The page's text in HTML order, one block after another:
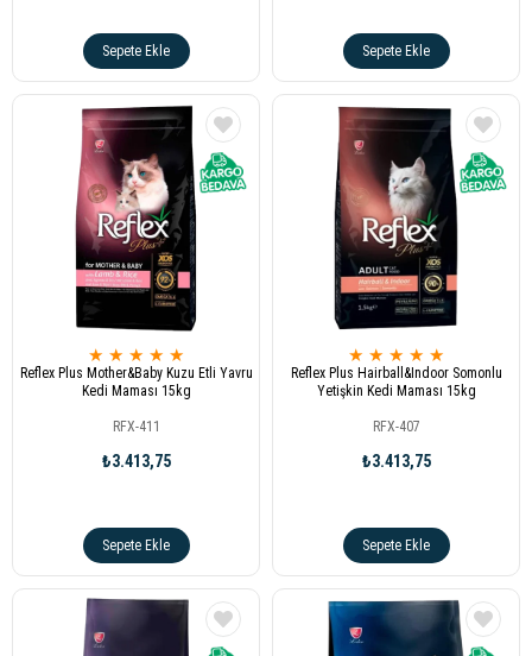
Sepete Ekle Sepete Ekle
★ ★ ★ ★ ★
Reflex Plus Mother&Baby Kuzu Etli Yavru
Kedi Maması 15kg
RFX-411
₺3.413,75
Sepete Ekle
★ ★ ★ ★ ★
Reflex Plus Hairball&Indoor Somonlu
Yetişkin Kedi Maması 15kg
RFX-407
₺3.413,75
Sepete Ekle